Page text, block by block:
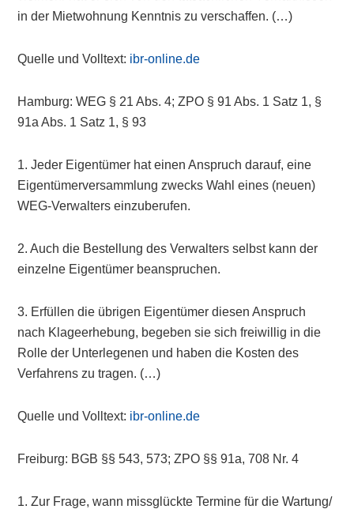
in der Mietwohnung Kenntnis zu verschaffen. (…)
Quelle und Volltext: ibr-online.de
Hamburg: WEG § 21 Abs. 4; ZPO § 91 Abs. 1 Satz 1, §
91a Abs. 1 Satz 1, § 93
1. Jeder Eigentümer hat einen Anspruch darauf, eine
Eigentümerversammlung zwecks Wahl eines (neuen)
WEG-Verwalters einzuberufen.
2. Auch die Bestellung des Verwalters selbst kann der
einzelne Eigentümer beanspruchen.
3. Erfüllen die übrigen Eigentümer diesen Anspruch
nach Klageerhebung, begeben sie sich freiwillig in die
Rolle der Unterlegenen und haben die Kosten des
Verfahrens zu tragen. (…)
Quelle und Volltext: ibr-online.de
Freiburg: BGB §§ 543, 573; ZPO §§ 91a, 708 Nr. 4
1. Zur Frage, wann missglückte Termine für die Wartung/